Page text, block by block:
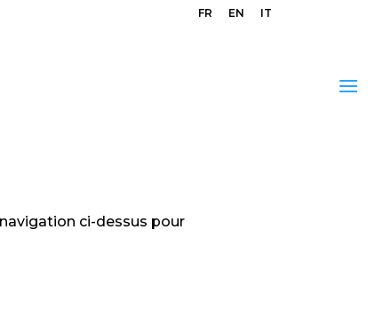
FR EN IT
ci-dessus pour